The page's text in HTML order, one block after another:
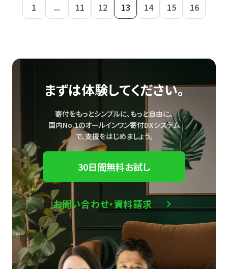
1 ... 11 12 13 14 15 16
まずは体験してください。
寄付をもっとシンプルに、もっと自由に。
国内No.1のオールインワン寄付DXシステム
で、支援をはじめましょう。
30日間無料お試し
お問い合わせ・資料請求